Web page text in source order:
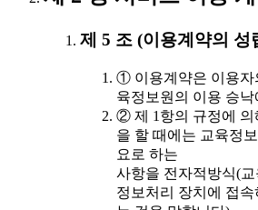
제 5 조 (이용계약의 성
① 이용계약은 이용자
육정보원의 이용 승
② 제 1항의 규정에 의
을 할 때에는 교육정
요로 하는
사항을 전자적방식(
정보처리 장치에 접